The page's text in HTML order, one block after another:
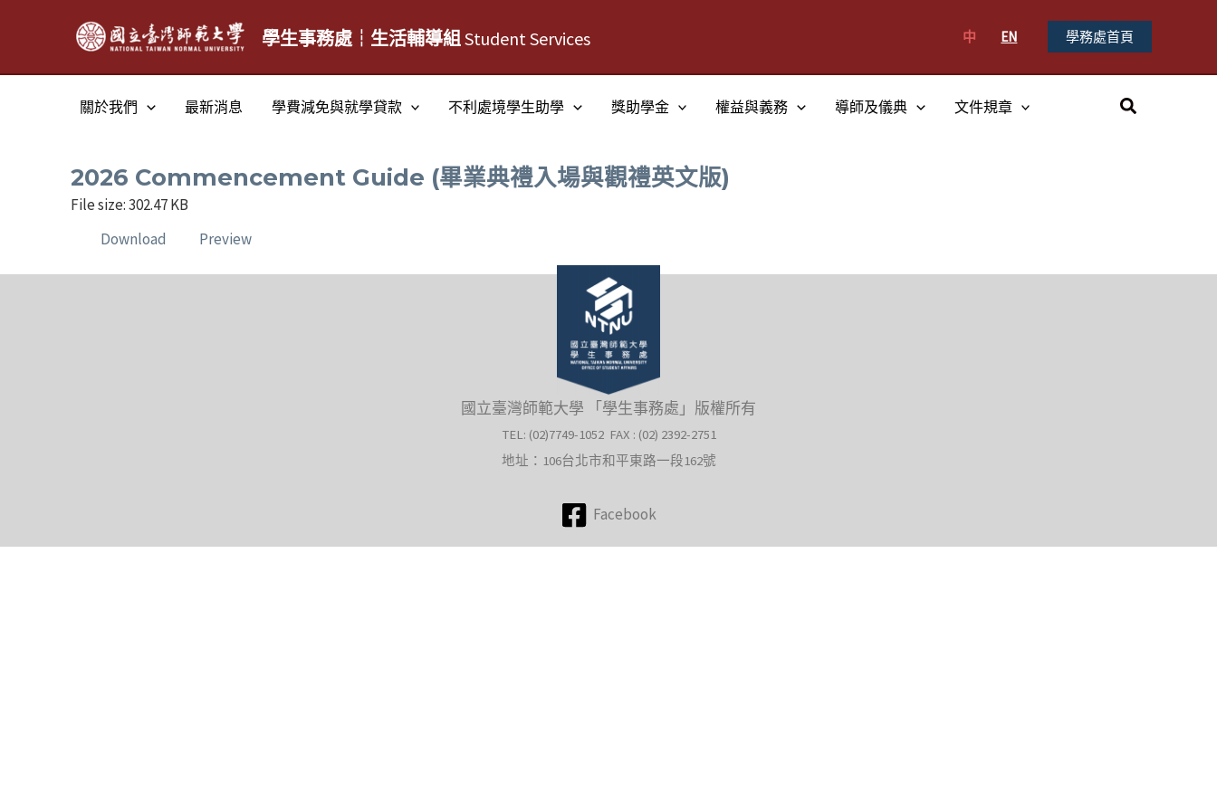
學生事務處┆生活輔導組Student Services 中 EN 學務處首頁
關於我們 最新消息 學費減免與就學貸款 不利處境學生助學 獎助學金 權益與義務 導師及儀典 文件規章
搜
2026 Commencement Guide (畢業典禮入場與觀禮英文版)
File size: 302.47 KB
Download
Preview
國立臺灣師範大學 「學生事務處」版權所有
TEL: (02)7749-1052 FAX : (02) 2392-2751
地址：106台北市和平東路一段162號
Facebook